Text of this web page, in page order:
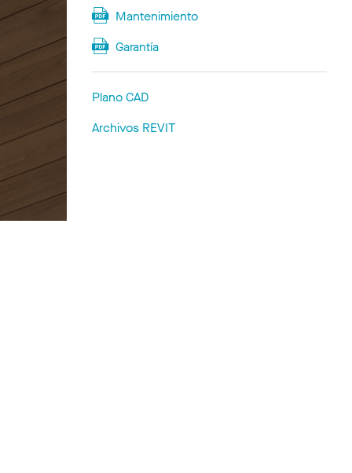
Mantenimiento
Garantía
Plano CAD
Archivos REVIT